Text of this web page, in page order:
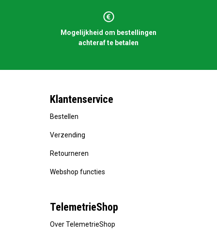
Mogelijkheid om bestellingen
achteraf te betalen
Klantenservice
Bestellen
Verzending
Retourneren
Webshop functies
TelemetrieShop
Over TelemetrieShop